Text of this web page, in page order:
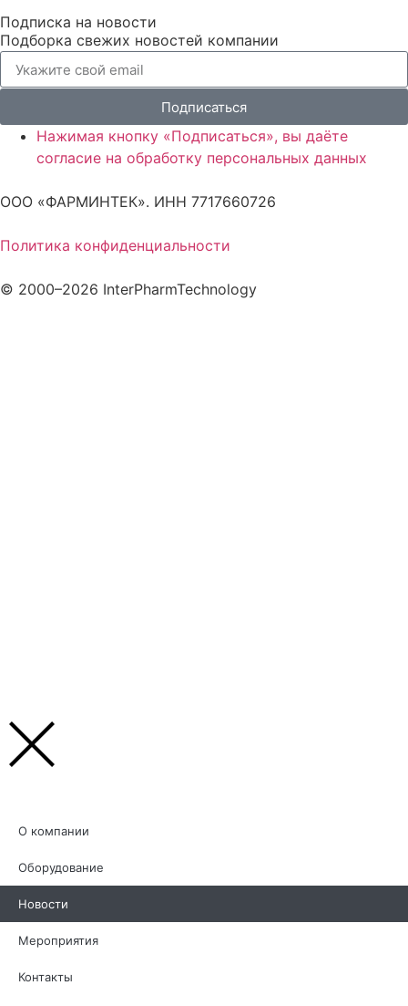
Подписка на новости
Подборка свежих новостей компании
Подписаться
Нажимая кнопку «Подписаться», вы даёте
согласие на обработку персональных данных
ООО «ФАРМИНТЕК». ИНН 7717660726
Политика конфиденциальности
© 2000–2026 InterPharmTechnology
О компании
Оборудование
Новости
Мероприятия
Контакты